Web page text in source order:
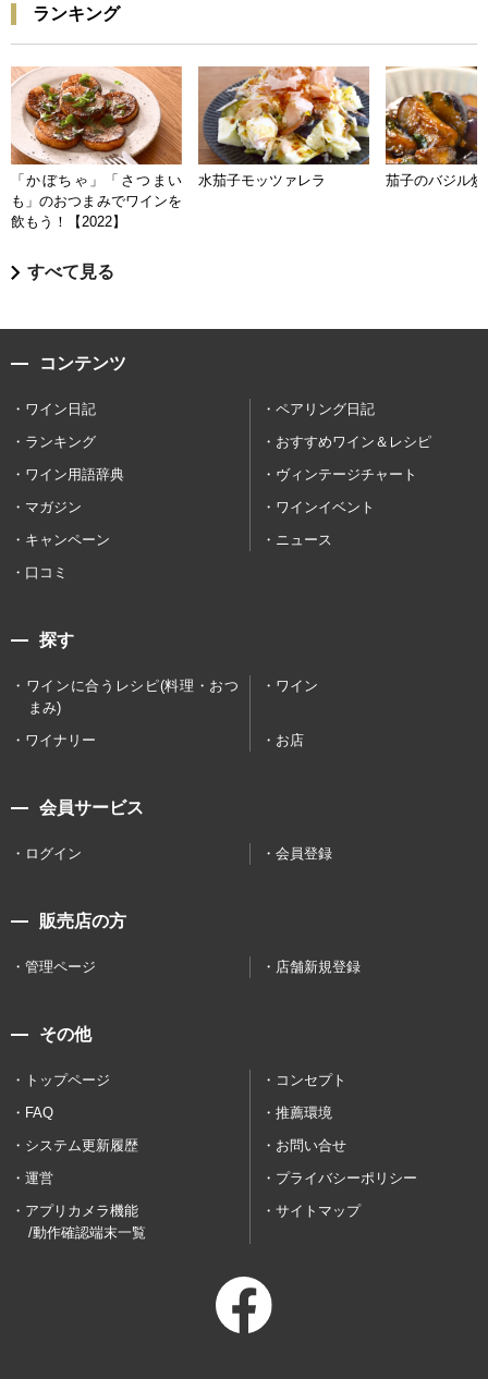
ランキング
「かぼちゃ」「さつまい
も」のおつまみでワインを
飲もう！【2022】
水茄子モッツァレラ 茄子のバジル炒
すべて見る
コンテンツ
ワイン日記
ペアリング日記
ランキング
おすすめワイン＆レシピ
ワイン用語辞典
ヴィンテージチャート
マガジン
ワインイベント
キャンペーン
ニュース
口コミ
探す
ワインに合うレシピ(料理・おつ
まみ)
ワイン
ワイナリー お店
会員サービス
ログイン 会員登録
販売店の方
管理ページ 店舗新規登録
その他
トップページ
コンセプト
FAQ
推薦環境
システム更新履歴
お問い合せ
運営
プライバシーポリシー
アプリカメラ機能
/動作確認端末一覧
サイトマップ